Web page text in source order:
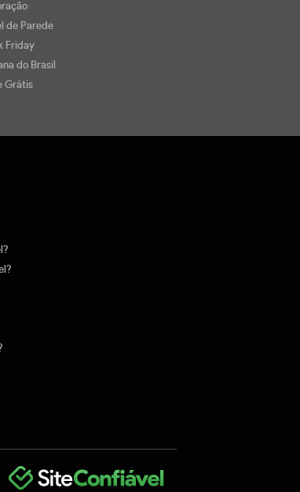
de Parede
Friday
do Brasil
Grátis